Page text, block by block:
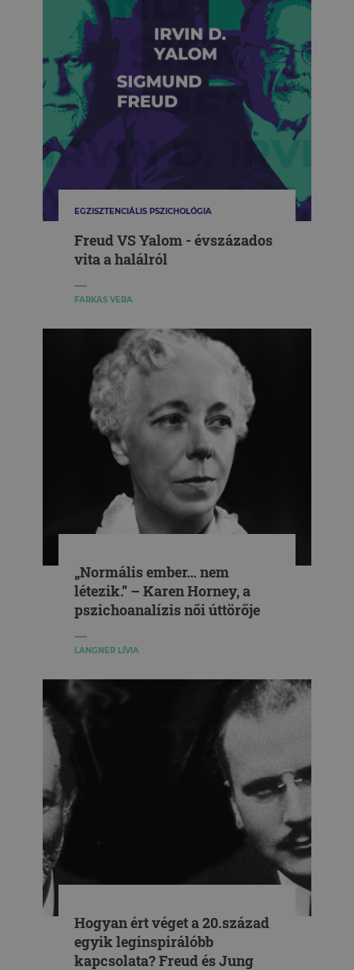
EGZISZTENCIÁLIS PSZICHOLÓGIA
Freud VS Yalom - évszázados
vita a halálról
FARKAS VERA
„Normális ember… nem
létezik.” – Karen Horney, a
pszichoanalízis női úttörője
LANGNER LÍVIA
Hogyan ért véget a 20.század
egyik leginspirálóbb
kapcsolata? Freud és Jung